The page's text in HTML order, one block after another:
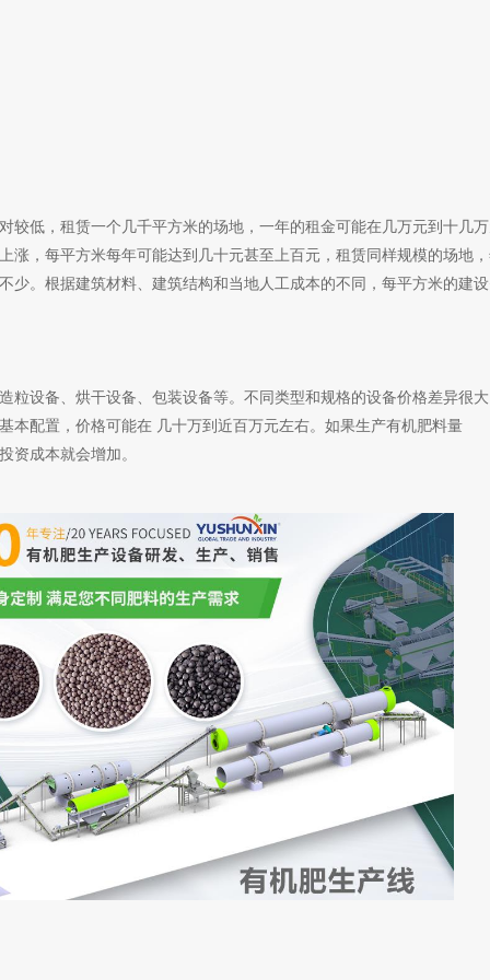
较低，租赁一个几千平方米的场地，一年的租金可能在几万元到十几
涨，每平方米每年可能达到几十元甚至上百元，租赁同样规模的场地
少。根据建筑材料、建筑结构和当地人工成本的不同，每平方米的建
粒设备、烘干设备、包装设备等。不同类型和规格的设备价格差异很
本配置，价格可能在 几十万到近百万元左右。如果生产有机肥料量
资成本就会增加。